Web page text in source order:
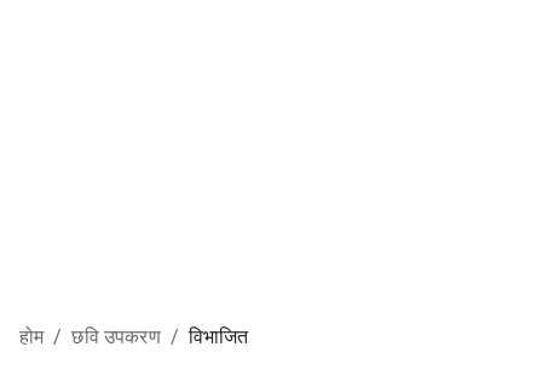
होम / छवि उपकरण / विभाजित